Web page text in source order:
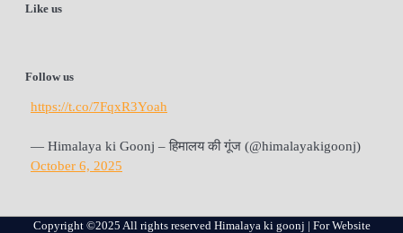
Like us
Follow us
https://t.co/7FqxR3Yoah
— Himalaya ki Goonj – हिमालय की गूंज (@himalayakigoonj)
October 6, 2025
Copyright ©2025 All rights reserved Himalaya ki goonj | For Website